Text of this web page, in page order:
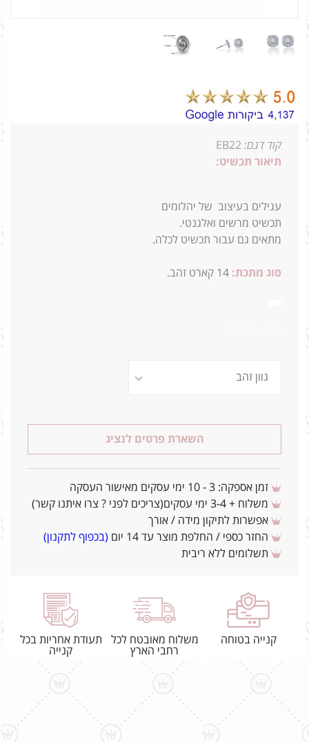
קוד דגם: EB22
תיאור תכשיט:
עגילים בעיצוב של יהלומים
תכשיט מרשים ואלגנטי.
מתאים גם עבור תכשיט לכלה.
סוג מתכת: 14 קארט זהב.
השארת פרטים לנציג
זמן אספקה: 3 - 10 ימי עסקים מאישור העסקה
משלוח + 3-4 ימי עסקים(צריכים לפני ? צרו איתנו קשר)
אפשרות לתיקון מידה / אורך
החזר כספי / החלפת מוצר עד 14 יום
(בכפוף לתקנון)
תשלומים ללא ריבית
קנייה בטוחה
משלוח מאובטח לכל
רחבי הארץ
תעודת אחריות בכל
קנייה